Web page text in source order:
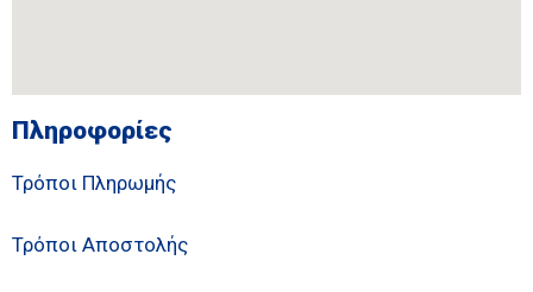
Πληροφορίες
Τρόποι Πληρωμής
Τρόποι Αποστολής